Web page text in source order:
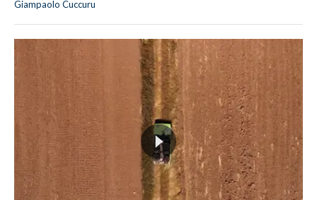
Giampaolo Cuccuru